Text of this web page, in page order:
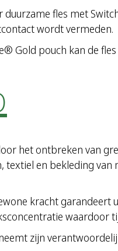
duurzame fles met
wordt vermeden.
Gold pouch kan de
het ontbreken van
en bekleding
kracht
waardoor
zijn